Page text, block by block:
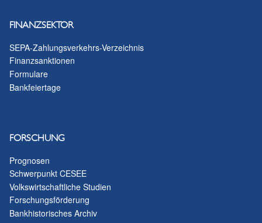
FINANZSEKTOR
SEPA-Zahlungsverkehrs-Verzeichnis
Finanzsanktionen
Formulare
Bankfeiertage
FORSCHUNG
Prognosen
Schwerpunkt CESEE
Volkswirtschaftliche Studien
Forschungsförderung
Bankhistorisches Archiv